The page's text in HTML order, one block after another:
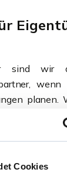
Cookies
sind
planen.
wir die